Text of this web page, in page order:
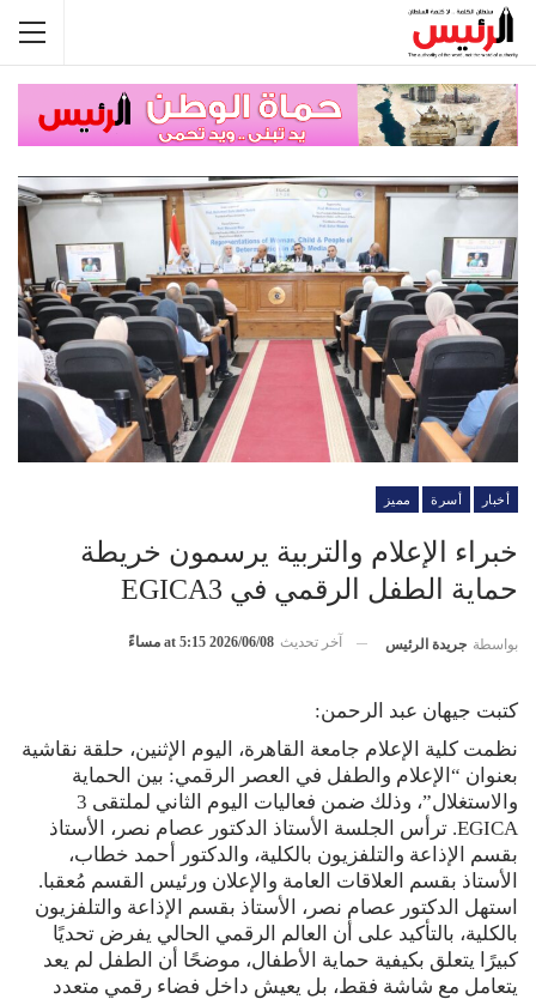
أخبار أسرة مميز
خبراء الإعلام والتربية يرسمون خريطة
حماية الطفل الرقمي في EGICA3
بواسطة جريدة الرئيس آخر تحديث 2026/06/08 at 5:15 مساءً
كتبت جيهان عبد الرحمن:
نظمت كلية الإعلام جامعة القاهرة، اليوم الإثنين، حلقة نقاشية
بعنوان “الإعلام والطفل في العصر الرقمي: بين الحماية
والاستغلال”، وذلك ضمن فعاليات اليوم الثاني لملتقى 3
EGICA. ترأس الجلسة الأستاذ الدكتور عصام نصر، الأستاذ
بقسم الإذاعة والتلفزيون بالكلية، والدكتور أحمد خطاب،
الأستاذ بقسم العلاقات العامة والإعلان ورئيس القسم مُعقبا.
استهل الدكتور عصام نصر، الأستاذ بقسم الإذاعة والتلفزيون
بالكلية، بالتأكيد على أن العالم الرقمي الحالي يفرض تحديًا
كبيرًا يتعلق بكيفية حماية الأطفال، موضحًا أن الطفل لم يعد
يتعامل مع شاشة فقط، بل يعيش داخل فضاء رقمي متعدد